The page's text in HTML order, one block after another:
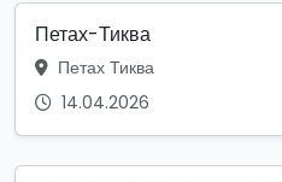
Петах-Тиква
Петах Тиква
14.04.2026